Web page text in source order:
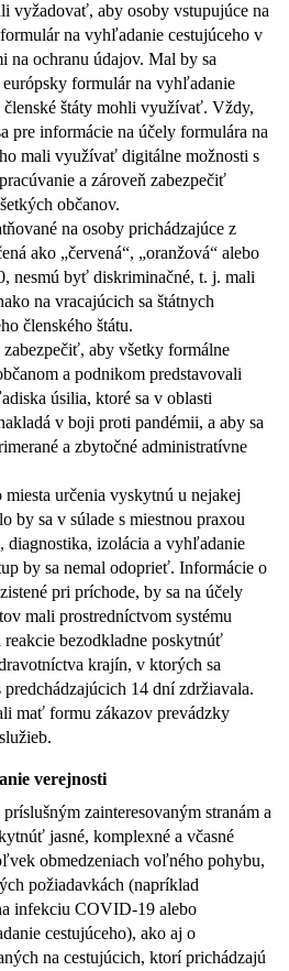
vyžadovať, aby osoby vstupujúce na
na vyhľadanie cestujúceho v
na ochranu údajov. Mal by sa
formulár na vyhľadanie
štáty mohli využívať. Vždy,
pre informácie na účely formulára na
mali využívať digitálne možnosti s
a zároveň zabezpečiť
občanov.
na osoby prichádzajúce z
ako „červená“, „oranžová“ alebo
nesmú byť diskriminačné, t. j. mali
na vracajúcich sa štátnych
členského štátu.
aby všetky formálne
a podnikom predstavovali
úsilia, ktoré sa v oblasti
v boji proti pandémii, a aby sa
a zbytočné administratívne
určenia vyskytnú u nejakej
by sa v súlade s miestnou praxou
diagnostika, izolácia a vyhľadanie
by sa nemal odoprieť. Informácie o
pri príchode, by sa na účely
mali prostredníctvom systému
reakcie bezodkladne poskytnúť
krajín, v ktorých sa
predchádzajúcich 14 dní zdržiavala.
mať formu zákazov prevádzky
verejnosti
zainteresovaným stranám a
jasné, komplexné a včasné
obmedzeniach voľného pohybu,
požiadavkách (napríklad
infekciu COVID-19 alebo
cestujúceho), ako aj o
na cestujúcich, ktorí prichádzajú